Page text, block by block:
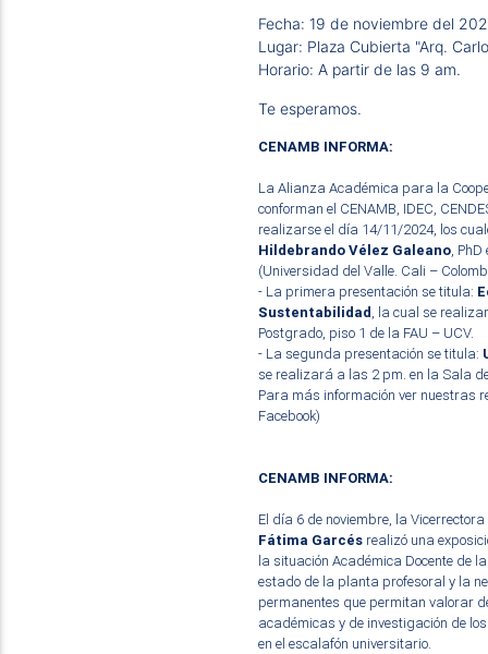
Fecha: 19 de noviembre del
Lugar: Plaza Cubierta "Arq.
Horario: A partir de las 9 am.
Te esperamos.
CENAMB INFORMA:
La Alianza Académica para la
conforman el CENAMB, IDEC,
realizarse el día 14/11/2024, los
Hildebrando Vélez Galeano,
(Universidad del Valle. Cali –
- La primera presentación se titula:
Sustentabilidad, la cual se
Postgrado, piso 1 de la FAU – UCV.
- La segunda presentación se titula:
se realizará a las 2 pm. en la Sala
Para más información ver nuestras
Facebook)
CENAMB INFORMA:
El día 6 de noviembre, la
Fátima Garcésrealizó una
la situación Académica Docente de
estado de la planta profesoral y la
permanentes que permitan valorar
académicas y de investigación de
en el escalafón universitario.